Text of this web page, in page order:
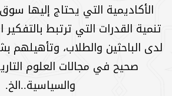
الأكاديمية التي يحتاج إليها
تنمية القدرات التي ترتبط
لدى الباحثين والطلاب،
صحيح في مجالات العلوم
والسياسية..الخ.